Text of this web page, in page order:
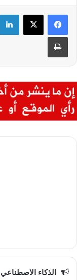
طباعة
الذكاء الاصطناعي